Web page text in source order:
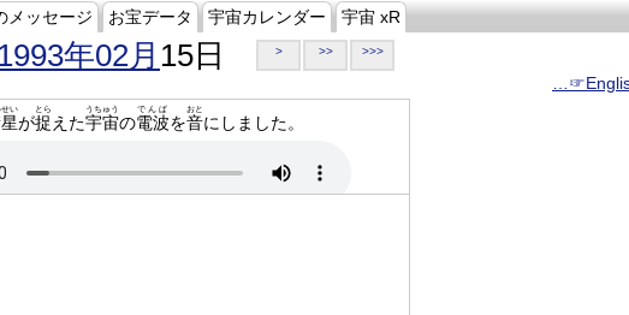
メッセージ お宝データ 宇宙カレンダー 宇宙 xR
1993年02月 15日 > >> >>>
せい
が捉
とら
えた宇宙
うちゅう
の電波
でんぱ
を音
おと
にしました。